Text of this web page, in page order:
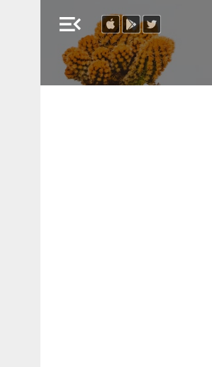
menu_open